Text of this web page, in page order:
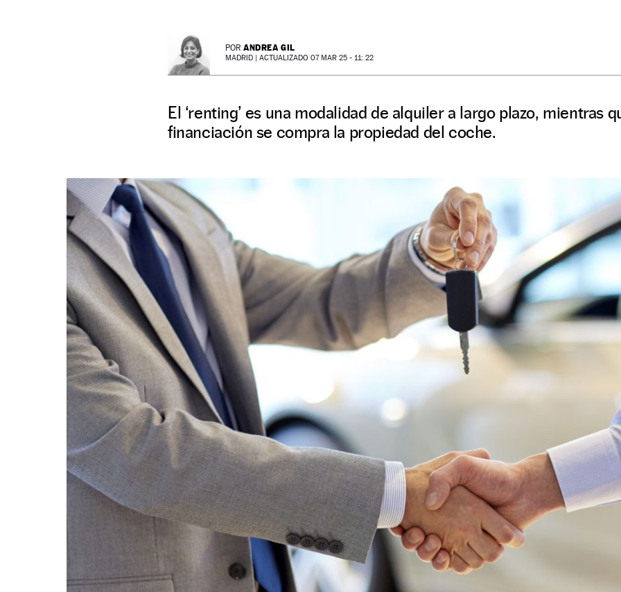
POR ANDREA GIL
MADRID | ACTUALIZADO 07 MAR 25 - 11: 22
El ‘renting’ es una modalidad de alquiler a largo plazo, mientras
financiación se compra la propiedad del coche.